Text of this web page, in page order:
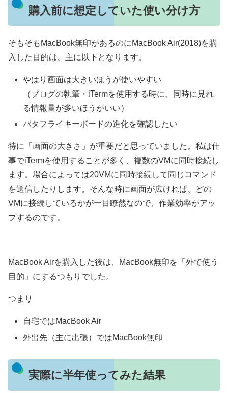
購入前に想定していた使い分け方
そもそもMacBook無印があるのにMacBook Air(2018)を購
入した目的は、主に以下となります。
やはり画面は大きいほうが使いやすい
（ブログの執筆・iTermを使用する時に、同時に見れ
る情報量が多いほうがいい）
バタフライキーボードの進化を確認したい
特に「画面の大きさ」が重要だと思っていました。私は仕
事でiTermを使用することが多く、複数のVMに同時接続し
ます。場合によっては20VMに同時接続して同じコマンド
を送信したりします。そんな時に画面が広ければ、どの
VMに接続しているかが一目瞭然なので、作業効率がアッ
プするのです。
MacBook Airを購入した後は、MacBook無印を「外で使う
目的」にするつもりでした。
つまり
自宅ではMacBook Air
外出先（主に出張）ではMacBook無印
実際に半年使ってみた結果